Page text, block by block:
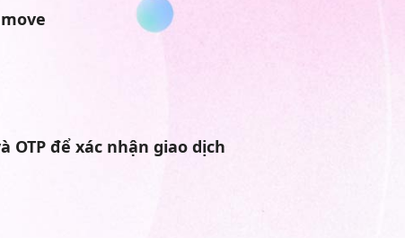
để xác nhận giao dịch